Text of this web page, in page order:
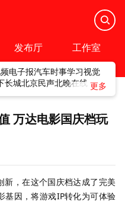
发布厅 工作室
电子报汽车时事学习视觉
长城北京民声北晚在线
万达电影国庆档玩
新，在这个国庆档达成了完美
基因，将游戏IP转化为可体验